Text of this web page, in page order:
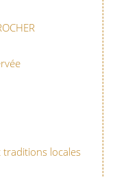
traditions locales